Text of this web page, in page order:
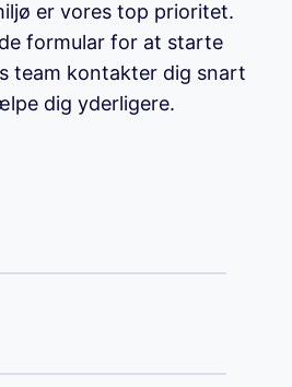
er vores top prioritet.
formular for at starte
team kontakter dig snart
dig yderligere.